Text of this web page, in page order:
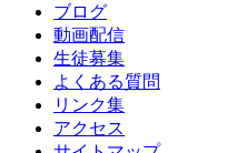
ブログ
動画配信
生徒募集
よくある質問
リンク集
アクセス